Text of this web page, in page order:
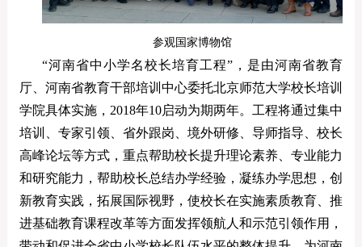
参观国家博物馆
“河南省中小学名校长培育工程”，是由河南省教育
厅、河南省教育干部培训中心委托北京师范大学校长培训
学院具体实施，2018年10启动为期两年。工程将通过集中
培训、专家引领、省外跟岗、境外研修、导师指导、校长
高峰论坛等方式，重点帮助校长提升理论素养、专业能力
和研究能力，帮助校长总结办学经验，凝练办学思想，创
新教育实践，拓展国际视野，使校长在实施素质教育、推
进基础教育课程改革等方面发挥领航人和示范引领作用，